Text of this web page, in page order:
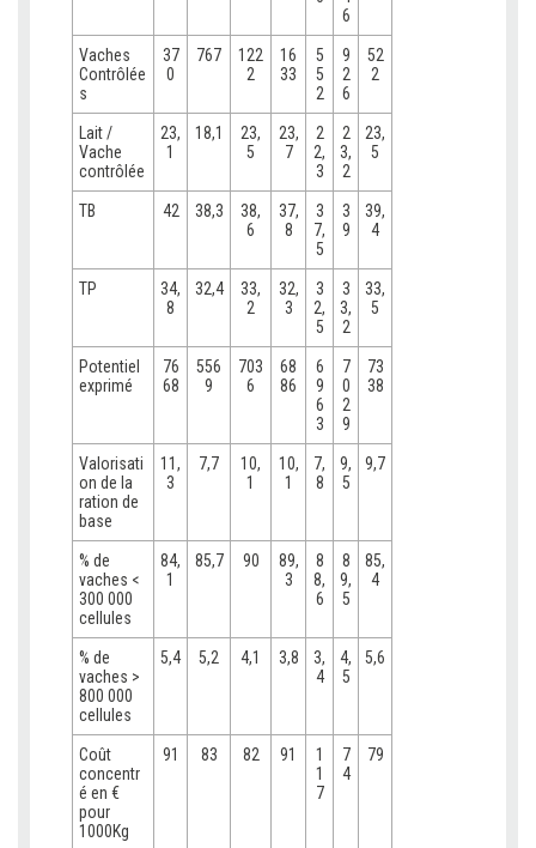
6
Vaches
Contrôlée
s
37
0
767
122
2
16
33
5
5
2
9
2
6
52
2
Lait /
Vache
contrôlée
23,
1
18,1
23,
5
23,
7
2
2,
3
2
3,
2
23,
5
TB 42 38,3
38,
6
37,
8
3
7,
5
3
9
39,
4
TP
34,
8
32,4
33,
2
32,
3
3
2,
5
3
3,
2
33,
5
Potentiel
exprimé
76
68
556
9
703
6
68
86
6
9
6
3
7
0
2
9
73
38
Valorisati
on de la
ration de
base
11,
3
7,7
10,
1
10,
1
7,
8
9,
5
9,7
% de
vaches <
300 000
cellules
84,
1
85,7 90
89,
3
8
8,
6
8
9,
5
85,
4
% de
vaches >
800 000
cellules
5,4 5,2 4,1 3,8
3,
4
4,
5
5,6
Coût
concentr
é en €
pour
1000Kg
91 83 82 91
1
1
7
7
4
79